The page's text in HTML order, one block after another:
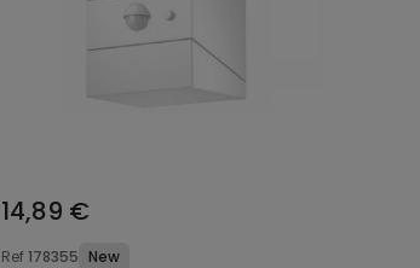
14,89 €
Ref178355 New